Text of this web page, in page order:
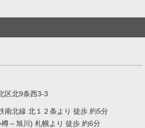
区北9条西3-3
南北線 北１２条より 徒歩 約5分
～旭川) 札幌より 徒歩 約6分